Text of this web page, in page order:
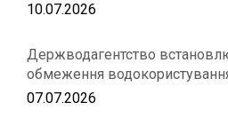
10.07.2026
Держводагентство
обмеження
07.07.2026